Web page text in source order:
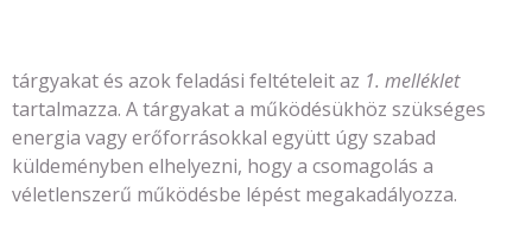
tárgyakat és azok feladási feltételeit az 1. melléklet
tartalmazza. A tárgyakat a működésükhöz szükséges
energia vagy erőforrásokkal együtt úgy szabad
küldeményben elhelyezni, hogy a csomagolás a
véletlenszerű működésbe lépést megakadályozza.